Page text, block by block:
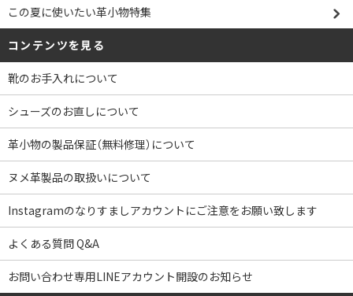
この夏に使いたい革小物特集
コンテンツを見る
靴のお手入れについて
シューズのお直しについて
革小物の製品保証（無料修理）について
ヌメ革製品の取扱いについて
Instagramのなりすましアカウントにご注意をお願い致します
よくある質問 Q&A
お問い合わせ専用LINEアカウント開設のお知らせ